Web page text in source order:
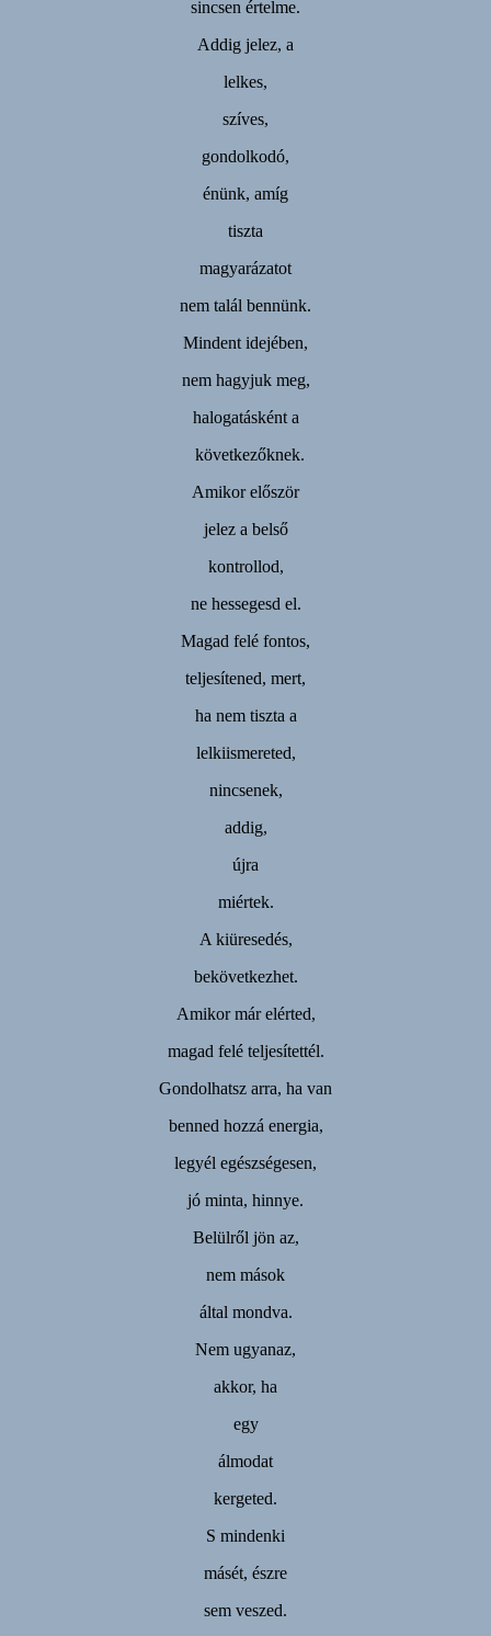
sincsen értelme.
Addig jelez, a
lelkes,
szíves,
gondolkodó,
énünk, amíg
tiszta
magyarázatot
nem talál bennünk.
Mindent idejében,
nem hagyjuk meg,
halogatásként a
következőknek.
Amikor először
jelez a belső
kontrollod,
ne hessegesd el.
Magad felé fontos,
teljesítened, mert,
ha nem tiszta a
lelkiismereted,
nincsenek,
addig,
újra
miértek.
A kiüresedés,
bekövetkezhet.
Amikor már elérted,
magad felé teljesítettél.
Gondolhatsz arra, ha van
benned hozzá energia,
legyél egészségesen,
jó minta, hinnye.
Belülről jön az,
nem mások
által mondva.
Nem ugyanaz,
akkor, ha
egy
álmodat
kergeted.
S mindenki
másét, észre
sem veszed.